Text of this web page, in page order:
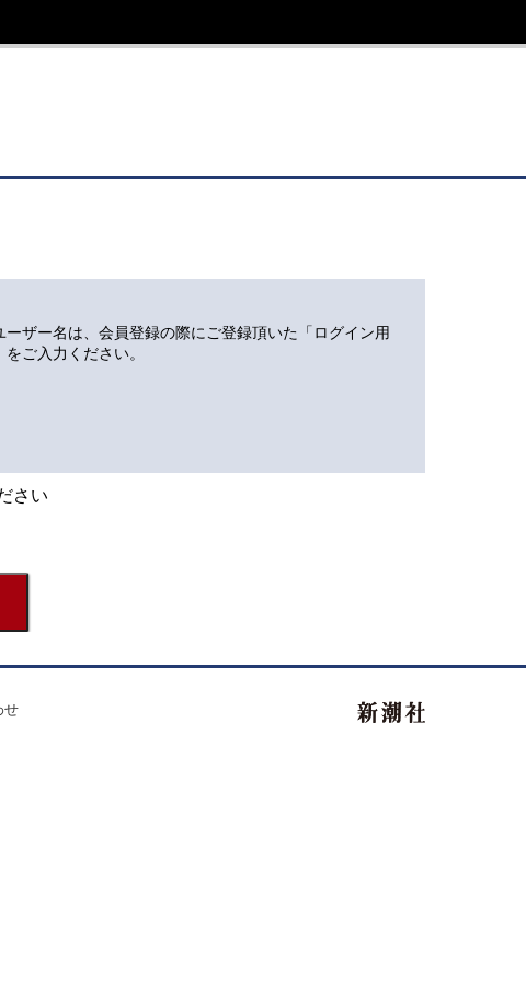
ザー名は、会員登録の際にご登録頂いた「ログイン用
をご入力ください。
さい
せ